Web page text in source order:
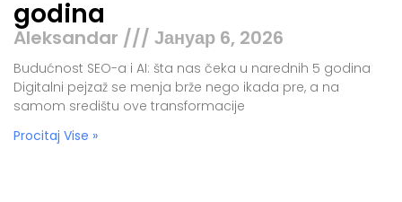
godina
Aleksandar Јануар 6, 2026
Budućnost SEO-a i AI: šta nas čeka u narednih 5 godina
Digitalni pejzaž se menja brže nego ikada pre, a na
samom središtu ove transformacije
Procitaj Vise »